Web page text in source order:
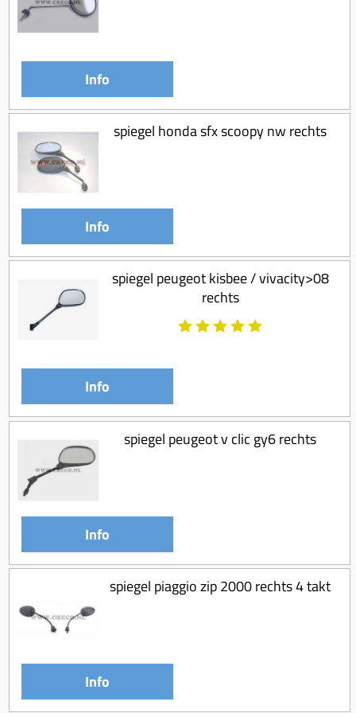
Koppeling compleet
Koppeling trekveer
Ketting / tandwiel
Koeling (delen)
Info
spiegel honda sfx scoopy nw rechts
Info
spiegel peugeot kisbee / vivacity>08
rechts
Info
spiegel peugeot v clic gy6 rechts
Info
spiegel piaggio zip 2000 rechts 4 takt
Info